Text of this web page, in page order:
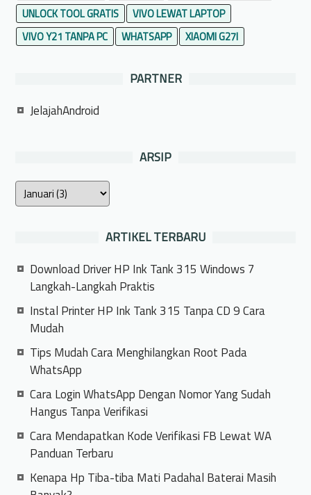
UNLOCK TOOL GRATIS
VIVO LEWAT LAPTOP
VIVO Y21 TANPA PC
WHATSAPP XIAOMI G27I
PARTNER
JelajahAndroid
ARSIP
ARTIKEL TERBARU
Download Driver HP Ink Tank 315 Windows 7
Langkah-Langkah Praktis
Instal Printer HP Ink Tank 315 Tanpa CD 9 Cara
Mudah
Tips Mudah Cara Menghilangkan Root Pada
WhatsApp
Cara Login WhatsApp Dengan Nomor Yang Sudah
Hangus Tanpa Verifikasi
Cara Mendapatkan Kode Verifikasi FB Lewat WA
Panduan Terbaru
Kenapa Hp Tiba-tiba Mati Padahal Baterai Masih